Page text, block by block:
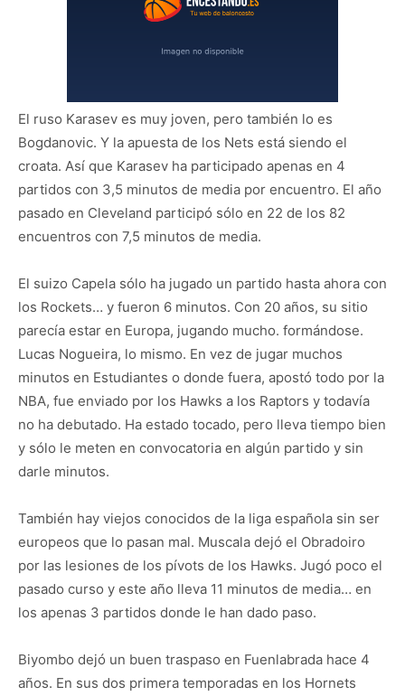
El ruso Karasev es muy joven, pero también lo es
Bogdanovic. Y la apuesta de los Nets está siendo el
croata. Así que Karasev ha participado apenas en 4
partidos con 3,5 minutos de media por encuentro. El año
pasado en Cleveland participó sólo en 22 de los 82
encuentros con 7,5 minutos de media.
El suizo Capela sólo ha jugado un partido hasta ahora con
los Rockets… y fueron 6 minutos. Con 20 años, su sitio
parecía estar en Europa, jugando mucho. formándose.
Lucas Nogueira, lo mismo. En vez de jugar muchos
minutos en Estudiantes o donde fuera, apostó todo por la
NBA, fue enviado por los Hawks a los Raptors y todavía
no ha debutado. Ha estado tocado, pero lleva tiempo bien
y sólo le meten en convocatoria en algún partido y sin
darle minutos.
También hay viejos conocidos de la liga española sin ser
europeos que lo pasan mal. Muscala dejó el Obradoiro
por las lesiones de los pívots de los Hawks. Jugó poco el
pasado curso y este año lleva 11 minutos de media… en
los apenas 3 partidos donde le han dado paso.
Biyombo dejó un buen traspaso en Fuenlabrada hace 4
años. En sus dos primera temporadas en los Hornets